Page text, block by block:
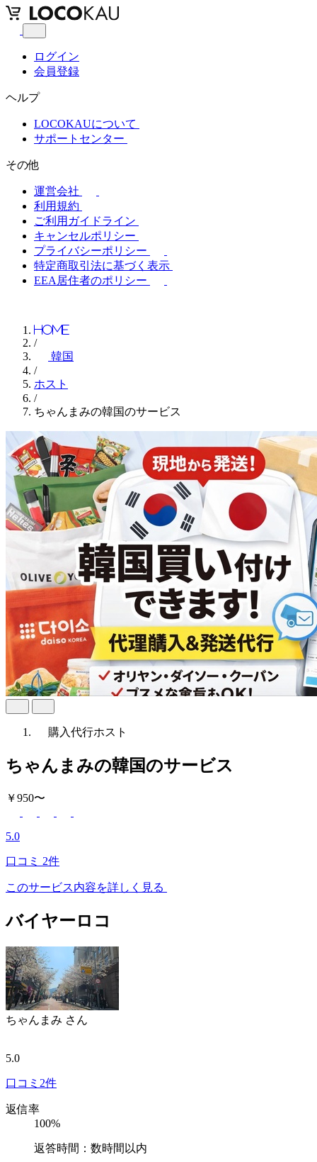
ログイン
会員登録
ヘルプ
LOCOKAUについて
サポートセンター
その他
運営会社
利用規約
ご利用ガイドライン
キャンセルポリシー
プライバシーポリシー
特定商取引法に基づく表示
EEA居住者のポリシー
Home
/
韓国
/
ホスト
/
ちゃんまみの韓国のサービス
購入代行ホスト
ちゃんまみの韓国のサービス
￥950〜
5.0
口コミ 2件
このサービス内容を詳しく見る
バイヤーロコ
ちゃんまみ さん
5.0
口コミ 2件
返信率
100%
返答時間：数時間以内